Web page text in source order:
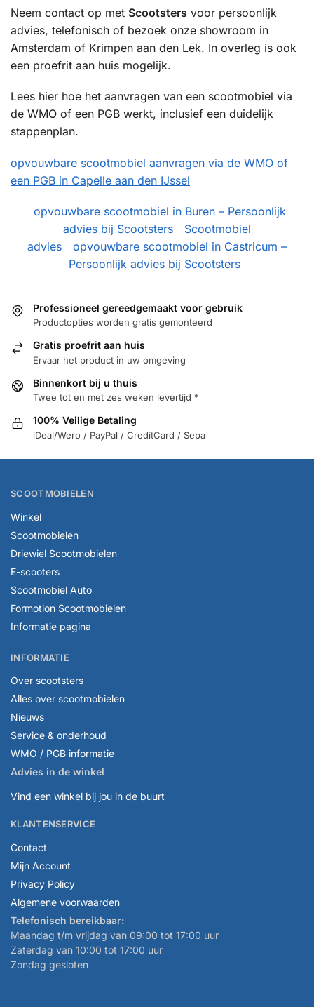
Neem contact op met Scootsters voor persoonlijk
advies, telefonisch of bezoek onze showroom in
Amsterdam of Krimpen aan den Lek. In overleg is ook
een proefrit aan huis mogelijk.
Lees hier hoe het aanvragen van een scootmobiel via
de WMO of een PGB werkt, inclusief een duidelijk
stappenplan.
opvouwbare scootmobiel aanvragen via de WMO of
een PGB in Capelle aan den IJssel
opvouwbare scootmobiel in Buren – Persoonlijk
advies bij Scootsters
Scootmobiel
advies
opvouwbare scootmobiel in Castricum –
Persoonlijk advies bij Scootsters
Professioneel gereedgemaakt voor gebruik
Productopties worden gratis gemonteerd
Gratis proefrit aan huis
Ervaar het product in uw omgeving
Binnenkort bij u thuis
Twee tot en met zes weken levertijd *
100% Veilige Betaling
iDeal/Wero / PayPal / CreditCard / Sepa
SCOOTMOBIELEN
Winkel
Scootmobielen
Driewiel Scootmobielen
E-scooters
Scootmobiel Auto
Formotion Scootmobielen
Informatie pagina
INFORMATIE
Over scootsters
Alles over scootmobielen
Nieuws
Service & onderhoud
WMO / PGB informatie
Advies in de winkel
Vind een winkel bij jou in de buurt
KLANTENSERVICE
Contact
Mijn Account
Privacy Policy
Algemene voorwaarden
Telefonisch bereikbaar:
Maandag t/m vrijdag van 09:00 tot 17:00 uur
Zaterdag van 10:00 tot 17:00 uur
Zondag gesloten